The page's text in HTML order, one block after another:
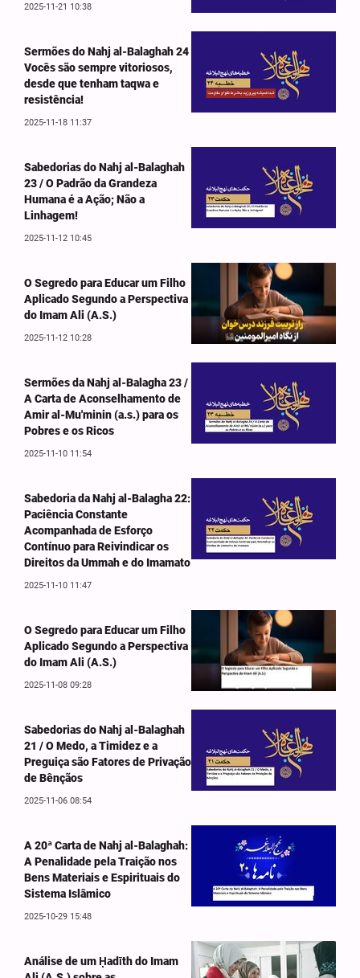
2025-11-21 10:38
Sermões do Nahj al-Balaghah 24
Vocês são sempre vitoriosos,
desde que tenham taqwa e
resistência!
2025-11-18 11:37
Sabedorias do Nahj al-Balaghah
23 / O Padrão da Grandeza
Humana é a Ação; Não a
Linhagem!
2025-11-12 10:45
O Segredo para Educar um Filho
Aplicado Segundo a Perspectiva
do Imam Ali (A.S.)
2025-11-12 10:28
Sermões da Nahj al-Balagha 23 /
A Carta de Aconselhamento de
Amir al-Mu'minin (a.s.) para os
Pobres e os Ricos
2025-11-10 11:54
Sabedoria da Nahj al-Balagha 22:
Paciência Constante
Acompanhada de Esforço
Contínuo para Reivindicar os
Direitos da Ummah e do Imamato
2025-11-10 11:47
O Segredo para Educar um Filho
Aplicado Segundo a Perspectiva
do Imam Ali (A.S.)
2025-11-08 09:28
Sabedorias do Nahj al-Balaghah
21 / O Medo, a Timidez e a
Preguiça são Fatores de Privação
de Bênçãos
2025-11-06 08:54
A 20ª Carta de Nahj al-Balaghah:
A Penalidade pela Traição nos
Bens Materiais e Espirituais do
Sistema Islâmico
2025-10-29 15:48
Análise de um Ḥadīth do Imam